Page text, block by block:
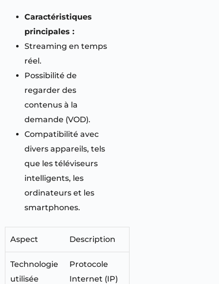
Caractéristiques
principales :
Streaming en temps
réel.
Possibilité de
regarder des
contenus à la
demande (VOD).
Compatibilité avec
divers appareils, tels
que les téléviseurs
intelligents, les
ordinateurs et les
smartphones.
Aspect Description
Technologie
utilisée
Protocole
Internet (IP)